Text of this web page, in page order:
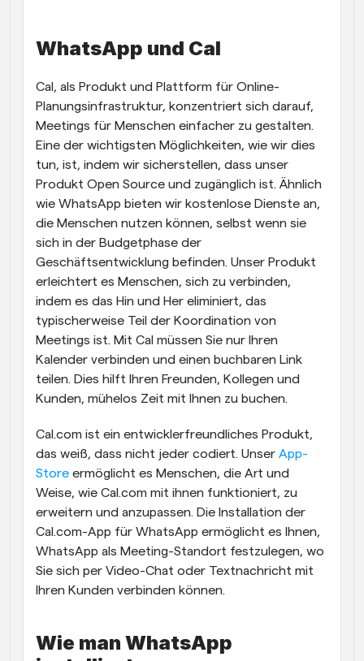
WhatsApp und Cal
Cal, als Produkt und Plattform für Online-
Planungsinfrastruktur, konzentriert sich darauf,
Meetings für Menschen einfacher zu gestalten.
Eine der wichtigsten Möglichkeiten, wie wir dies
tun, ist, indem wir sicherstellen, dass unser
Produkt Open Source und zugänglich ist. Ähnlich
wie WhatsApp bieten wir kostenlose Dienste an,
die Menschen nutzen können, selbst wenn sie
sich in der Budgetphase der
Geschäftsentwicklung befinden. Unser Produkt
erleichtert es Menschen, sich zu verbinden,
indem es das Hin und Her eliminiert, das
typischerweise Teil der Koordination von
Meetings ist. Mit Cal müssen Sie nur Ihren
Kalender verbinden und einen buchbaren Link
teilen. Dies hilft Ihren Freunden, Kollegen und
Kunden, mühelos Zeit mit Ihnen zu buchen.
Cal.com ist ein entwicklerfreundliches Produkt,
das weiß, dass nicht jeder codiert. Unser App-
Store ermöglicht es Menschen, die Art und
Weise, wie Cal.com mit ihnen funktioniert, zu
erweitern und anzupassen. Die Installation der
Cal.com-App für WhatsApp ermöglicht es Ihnen,
WhatsApp als Meeting-Standort festzulegen, wo
Sie sich per Video-Chat oder Textnachricht mit
Ihren Kunden verbinden können.
Wie man WhatsApp